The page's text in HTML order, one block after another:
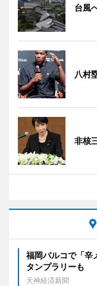
台風
八村
非核
福岡パルコで「
タンプラリーも
天神経済新聞